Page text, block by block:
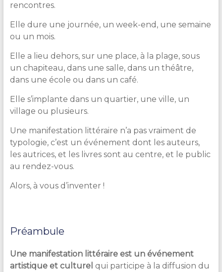
rencontres.
Elle dure une journée, un week-end, une semaine
ou un mois.
Elle a lieu dehors, sur une place, à la plage, sous
un chapiteau, dans une salle, dans un théâtre,
dans une école ou dans un café.
Elle s’implante dans un quartier, une ville, un
village ou plusieurs.
Une manifestation littéraire n’a pas vraiment de
typologie, c’est un événement dont les auteurs,
les autrices, et les livres sont au centre, et le public
au rendez-vous.
Alors, à vous d’inventer !
Préambule
Une manifestation littéraire est un événement
artistique et culturel qui participe à la diffusion du